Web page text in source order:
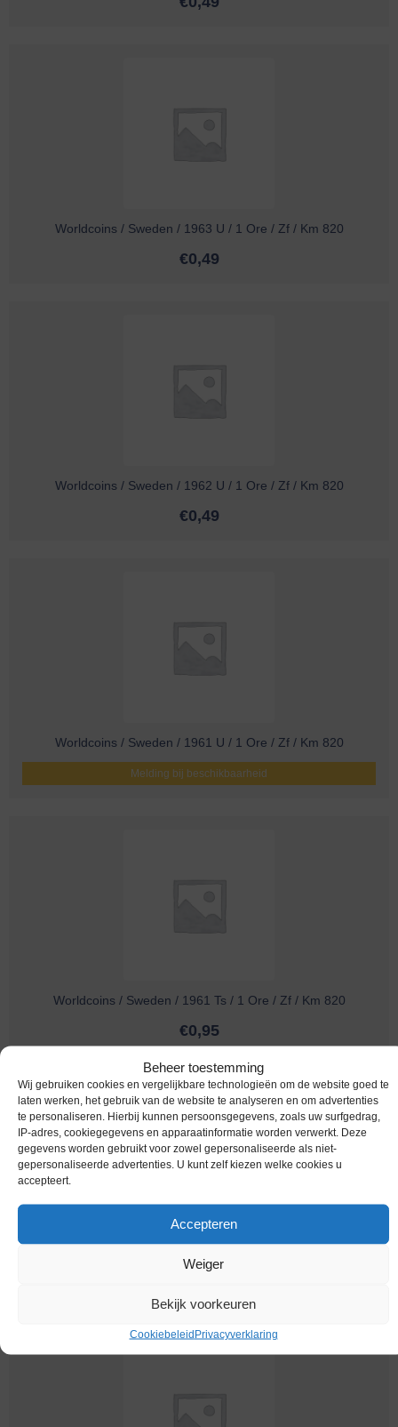
Beheer toestemming
Wij gebruiken cookies en vergelijkbare technologieën om de website goed te
laten werken, het gebruik van de website te analyseren en om advertenties
te personaliseren. Hierbij kunnen persoonsgegevens, zoals uw surfgedrag,
IP-adres, cookiegegevens en apparaatinformatie worden verwerkt. Deze
gegevens worden gebruikt voor zowel gepersonaliseerde als niet-
gepersonaliseerde advertenties. U kunt zelf kiezen welke cookies u
accepteert.
Accepteren
Weiger
Bekijk voorkeuren
CookiebeleidPrivacyverklaring
Worldcoins / Sweden / 1963 U / 1 Ore / Zf / Km 820
€0,49
Worldcoins / Sweden / 1962 U / 1 Ore / Zf / Km 820
€0,49
Worldcoins / Sweden / 1961 U / 1 Ore / Zf / Km 820
Melding bij beschikbaarheid
Worldcoins / Sweden / 1961 Ts / 1 Ore / Zf / Km 820
€0,95
Worldcoins / Sweden / 1960 Ts / 1 Ore / Zf / Km 820